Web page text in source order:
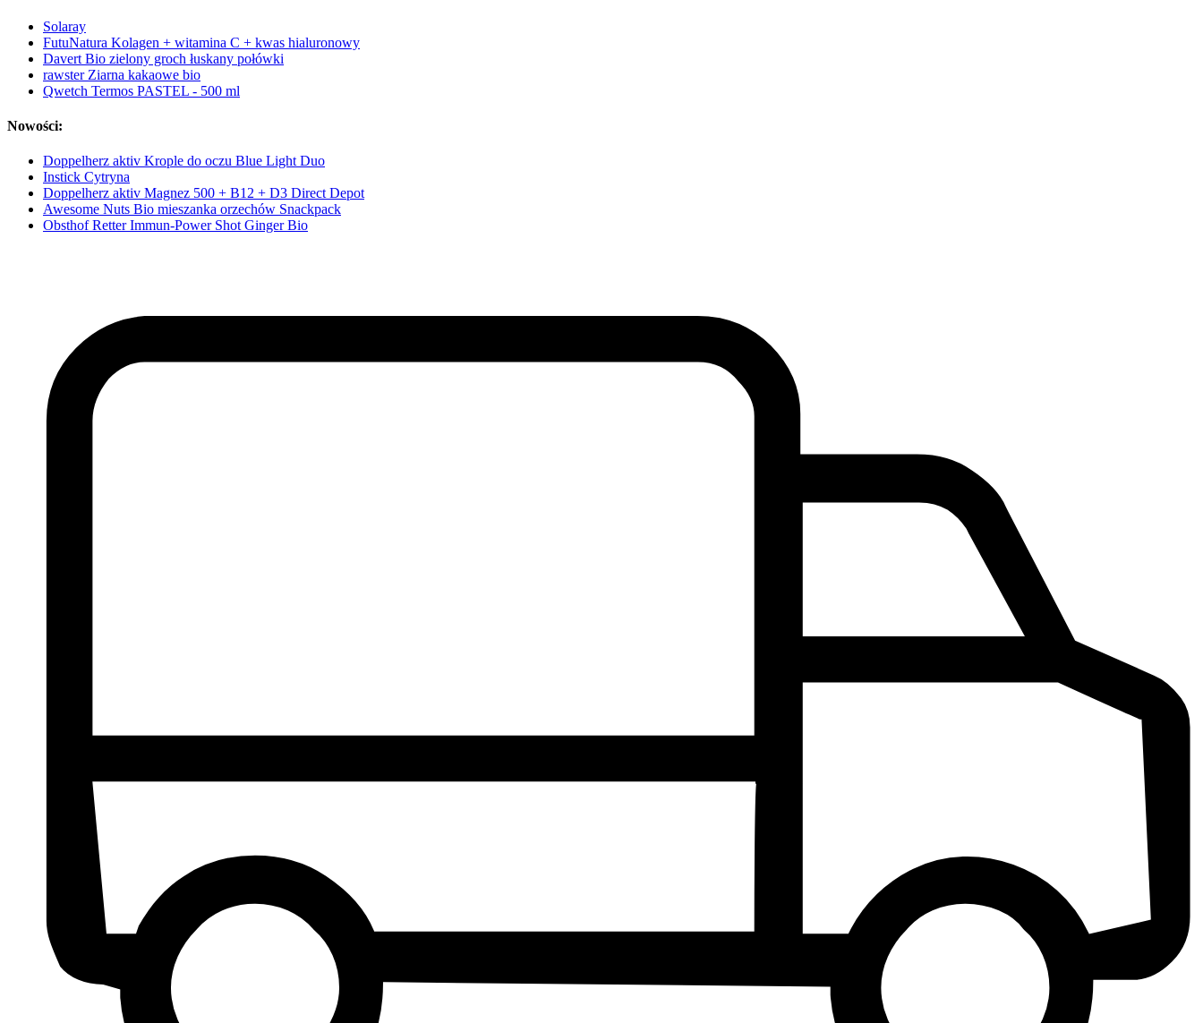
Solaray
FutuNatura Kolagen + witamina C + kwas hialuronowy
Davert Bio zielony groch łuskany połówki
rawster Ziarna kakaowe bio
Qwetch Termos PASTEL - 500 ml
Nowości:
Doppelherz aktiv Krople do oczu Blue Light Duo
Instick Cytryna
Doppelherz aktiv Magnez 500 + B12 + D3 Direct Depot
Awesome Nuts Bio mieszanka orzechów Snackpack
Obsthof Retter Immun-Power Shot Ginger Bio